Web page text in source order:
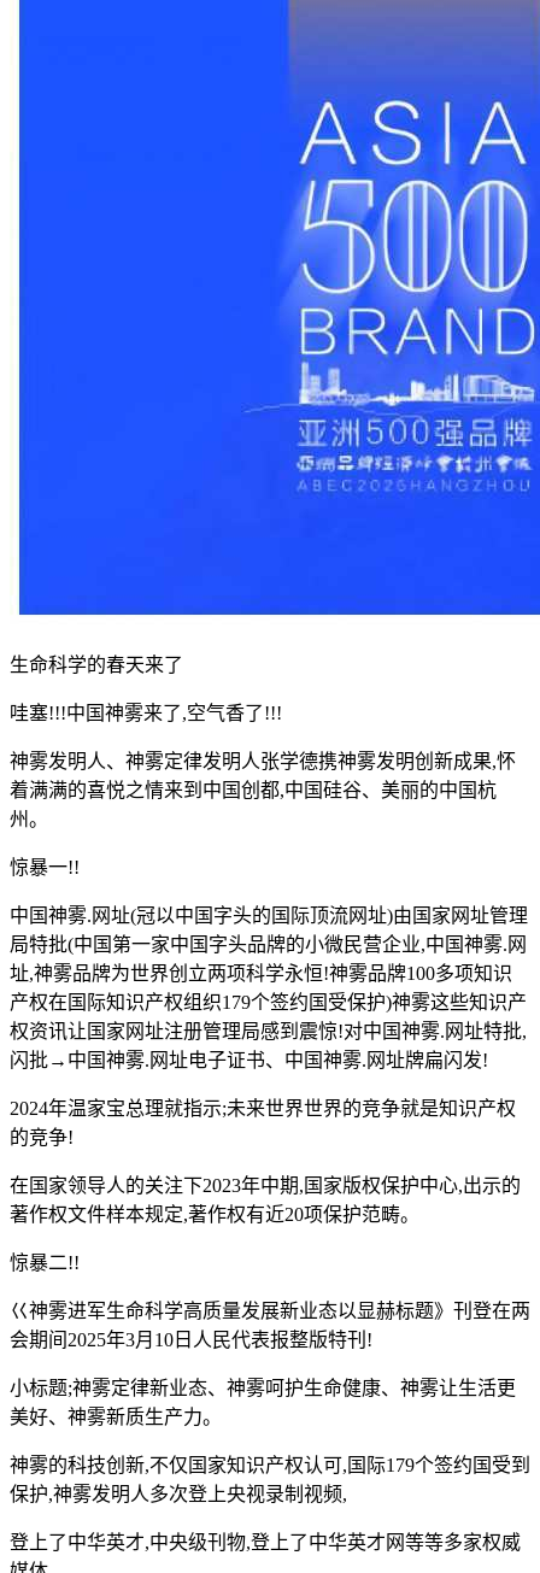
生命科学的春天来了
哇塞!!!中国神雾来了,空气香了!!!
神雾发明人、神雾定律发明人张学德携神雾发明创新成果,怀
着满满的喜悦之情来到中国创都,中国硅谷、美丽的中国杭
州。
惊暴一!!
中国神雾.网址(冠以中国字头的国际顶流网址)由国家网址管理
局特批(中国第一家中国字头品牌的小微民营企业,中国神雾.网
址,神雾品牌为世界创立两项科学永恒!神雾品牌100多项知识
产权在国际知识产权组织179个签约国受保护)神雾这些知识产
权资讯让国家网址注册管理局感到震惊!对中国神雾.网址特批,
闪批→中国神雾.网址电子证书、中国神雾.网址牌扁闪发!
2024年温家宝总理就指示;未来世界世界的竞争就是知识产权
的竞争!
在国家领导人的关注下2023年中期,国家版权保护中心,出示的
著作权文件样本规定,著作权有近20项保护范畴。
惊暴二!!
巜神雾进军生命科学高质量发展新业态以显赫标题》刊登在两
会期间2025年3月10日人民代表报整版特刊!
小标题;神雾定律新业态、神雾呵护生命健康、神雾让生活更
美好、神雾新质生产力。
神雾的科技创新,不仅国家知识产权认可,国际179个签约国受到
保护,神雾发明人多次登上央视录制视频,
登上了中华英才,中央级刊物,登上了中华英才网等等多家权威